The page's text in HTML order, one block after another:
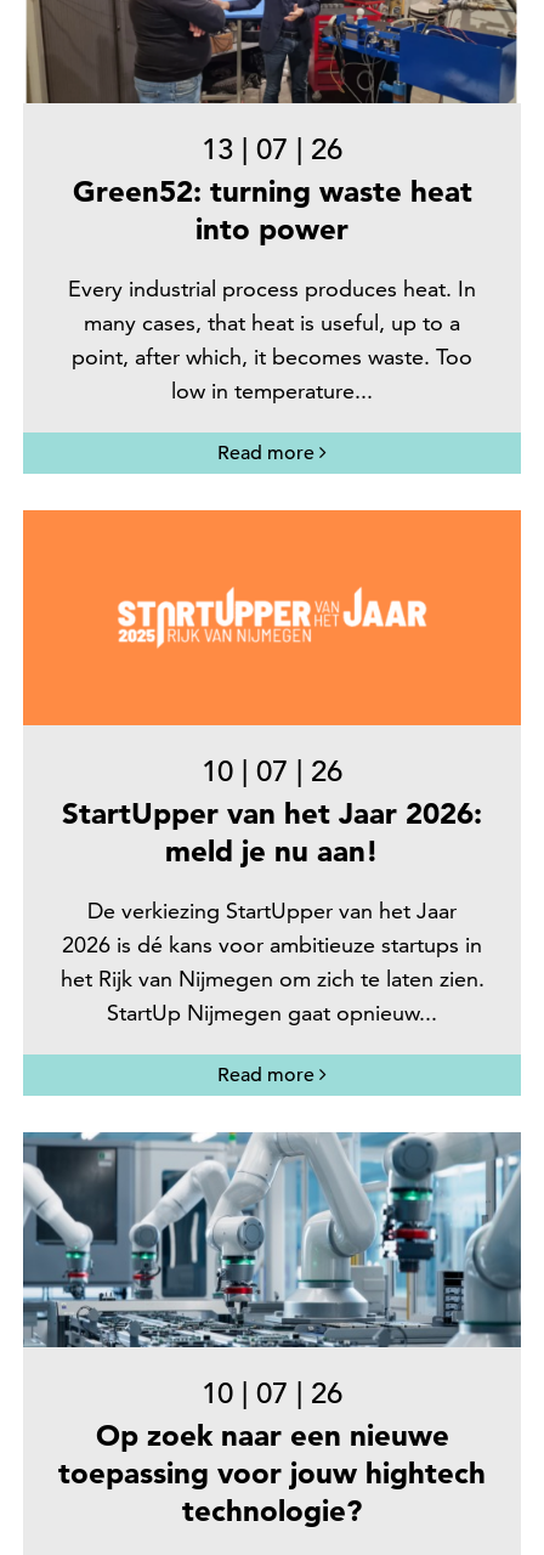
13 | 07 | 26
Green52: turning waste heat
into power
Every industrial process produces heat. In
many cases, that heat is useful, up to a
point, after which, it becomes waste. Too
low in temperature...
Read more
10 | 07 | 26
StartUpper van het Jaar 2026:
meld je nu aan!
De verkiezing StartUpper van het Jaar
2026 is dé kans voor ambitieuze startups in
het Rijk van Nijmegen om zich te laten zien.
StartUp Nijmegen gaat opnieuw...
Read more
10 | 07 | 26
Op zoek naar een nieuwe
toepassing voor jouw hightech
technologie?